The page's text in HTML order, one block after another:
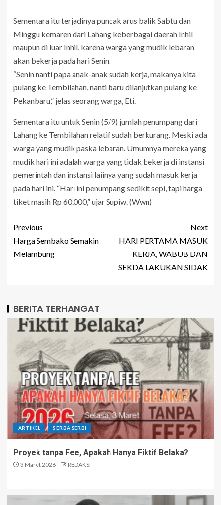
Sementara itu terjadinya puncak arus balik Sabtu dan
Minggu kemaren dari Lahang keberbagai daerah Inhil
maupun di luar Inhil, karena warga yang mudik lebaran
akan bekerja pada hari Senin.
“Senin nanti papa anak-anak sudah kerja, makanya kita
pulang ke Tembilahan, nanti baru dilanjutkan pulang ke
Pekanbaru,” jelas seorang warga, Eti.
Sementara itu untuk Senin (5/9) jumlah penumpang dari
Lahang ke Tembilahan relatif sudah berkurang. Meski ada
warga yang mudik paska lebaran. Umumnya mereka yang
mudik hari ini adalah warga yang tidak bekerja di instansi
pemerintah dan instansi laiinya yang sudah masuk kerja
pada hari ini. “Hari ini penumpang sedikit sepi, tapi harga
tiket masih Rp 60.000,” ujar Supiw. (Wwn)
Previous
Harga Sembako Semakin
Melambung
Next
HARI PERTAMA MASUK
KERJA, WABUB DAN
SEKDA LAKUKAN SIDAK
BERITA TERHANGAT
ARTIKEL SERBA SERBI
Proyek tanpa Fee, Apakah Hanya Fiktif Belaka?
3 Maret 2026 REDAKSI